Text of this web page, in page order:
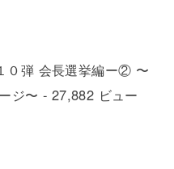
０弾 会長選挙編ー② 〜
ジ〜 - 27,882 ビュー